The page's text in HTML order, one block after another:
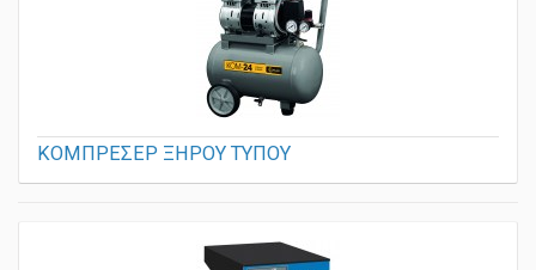
ΚΟΜΠΡΕΣΕΡ ΞΗΡΟΥ ΤΥΠΟΥ